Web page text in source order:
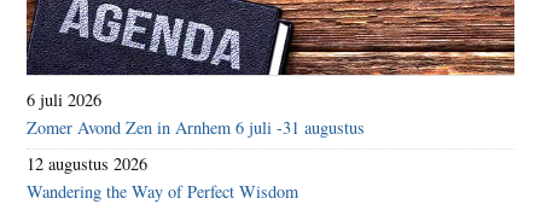
6 juli 2026
Zomer Avond Zen in Arnhem 6 juli -31 augustus
12 augustus 2026
Wandering the Way of Perfect Wisdom